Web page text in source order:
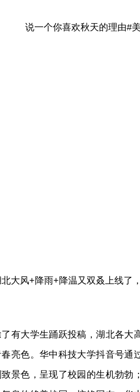
说一个你喜欢秋天的理由#
大风+降雨+降温又双叒上线了
了有大学生踊跃投稿，湖北各大
亮色。华中科技大学抖音号通
致景色，呈现了校园的生机勃勃